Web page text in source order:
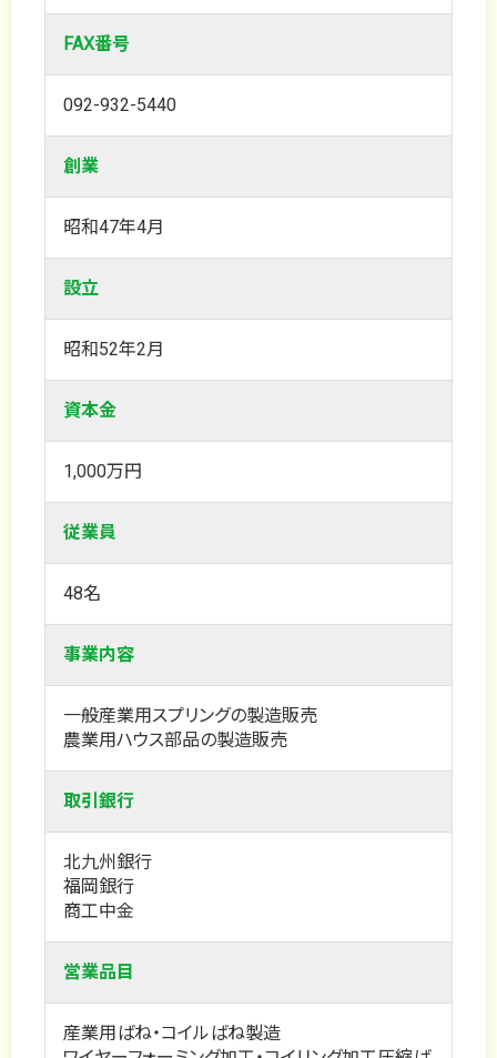
FAX番号
092-932-5440
創業
昭和47年4月
設立
昭和52年2月
資本金
1,000万円
従業員
48名
事業内容
一般産業用スプリングの製造販売
農業用ハウス部品の製造販売
取引銀行
北九州銀行
福岡銀行
商工中金
営業品目
産業用ばね・コイルばね製造